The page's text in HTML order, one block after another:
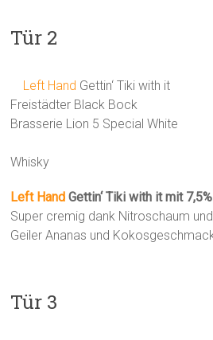
Tür 2
Left Hand Gettin‘ Tiki with it
Freistädter Black Bock
Brasserie Lion 5 Special White
Whisky
Left Hand Gettin‘ Tiki with it mit 7,5%
Super cremig dank Nitroschaum
Geiler Ananas und
Tür 3